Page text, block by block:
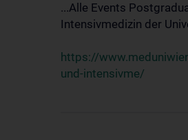
...Alle Events
Intensivmedizin der
https://
und-intensivme/